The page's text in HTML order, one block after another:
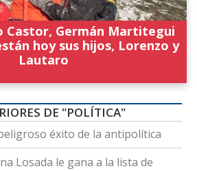
Castor, Germán Martitegui
hoy sus hijos, Lorenzo y
Lautaro
DE "POLÍTICA"
éxito de la antipolítica
Losada le gana a la lista de